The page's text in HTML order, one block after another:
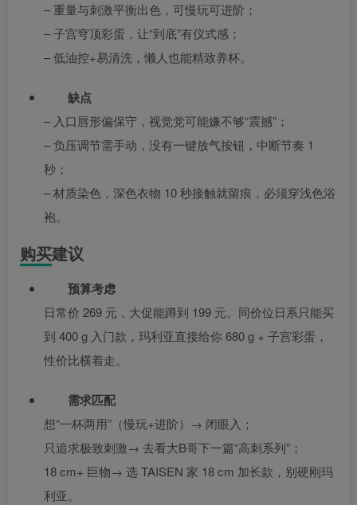
– 重量与刺激平衡出色，可慢玩可进阶；
– 子宫穹顶彩蛋，让“到底”有仪式感；
– 低油控+易清洗，懒人也能精致养杯。
缺点
– 入口唇形偏保守，视觉党可能嫌不够“震撼”；
– 负压调节需手动，没有一键放气按钮，中断节奏 1
秒；
– 材质染色，深色衣物 10 秒接触就留痕，必须穿浅色浴
袍。
购买建议
预算考虑
日常价 269 元，大促能蹲到 199 元。同价位日系只能买
到 400 g 入门款，玛利亚直接给你 680 g + 子宫彩蛋，
性价比横着走。
需求匹配
想“一杯两用”（慢玩+进阶）→ 闭眼入；
只追求极致刺激→ 去看大B哥下一篇“高刺系列”；
18 cm+ 巨物→ 选 TAISEN 家 18 cm 加长款，别硬刚玛
利亚。